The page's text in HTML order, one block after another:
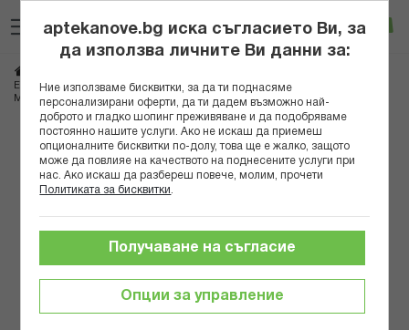
към
съдържанието
Вход
EOLIA ОЛИО ЗА ТЕН СЪС ЗЛАТЕН БЛЯСЪК GREEK SUNKISSED BRONZE
MANGO 150МЛ
Преминете
края
галерията
изображенията
aptekanove.bg иска съгласието Ви, за
да използва личните Ви данни за:
Ние използваме бисквитки, за да ти поднасяме
персонализирани оферти, да ти дадем възможно най-
доброто и гладко шопинг преживяване и да подобряваме
постоянно нашите услуги. Ако не искаш да приемеш
опционалните бисквитки по-долу, това ще е жалко, защото
може да повлияе на качеството на поднесените услуги при
нас. Ако искаш да разбереш повече, молим, прочети
Политиката за бисквитки
Опции за управление
Получаване на съгласие